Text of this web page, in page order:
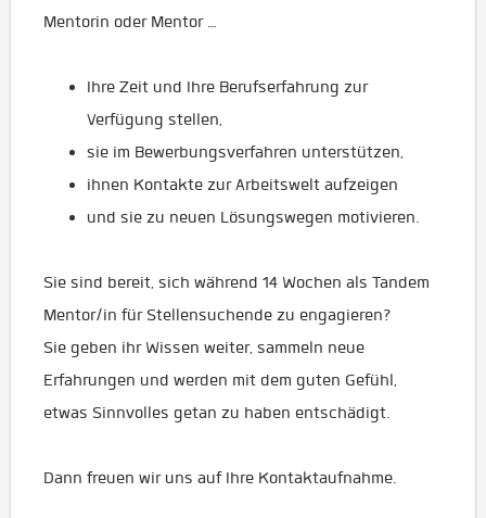
Mentorin oder Mentor …
Ihre Zeit und Ihre Berufserfahrung zur
Verfügung stellen,
sie im Bewerbungsverfahren unterstützen,
ihnen Kontakte zur Arbeitswelt aufzeigen
und sie zu neuen Lösungswegen motivieren.
Sie sind bereit, sich während 14 Wochen als Tandem
Mentor/in für Stellensuchende zu engagieren?
Sie geben ihr Wissen weiter, sammeln neue
Erfahrungen und werden mit dem guten Gefühl,
etwas Sinnvolles getan zu haben entschädigt.
Dann freuen wir uns auf Ihre Kontaktaufnahme.